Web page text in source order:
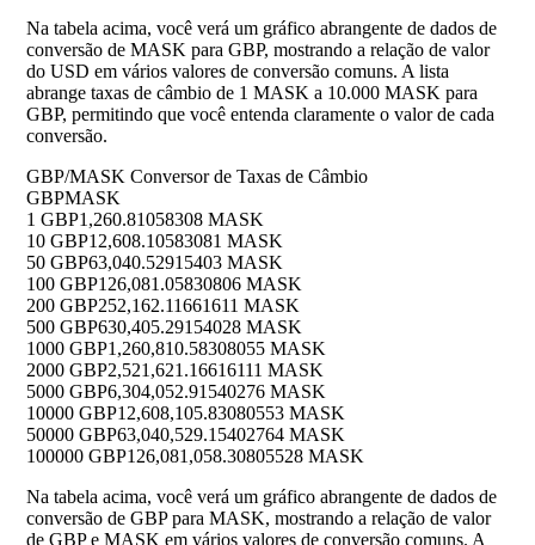
Na tabela acima, você verá um gráfico abrangente de dados de
conversão de MASK para GBP, mostrando a relação de valor
do USD em vários valores de conversão comuns. A lista
abrange taxas de câmbio de 1 MASK a 10.000 MASK para
GBP, permitindo que você entenda claramente o valor de cada
conversão.
GBP/MASK Conversor de Taxas de Câmbio
GBPMASK
1 GBP1,260.81058308 MASK
10 GBP12,608.10583081 MASK
50 GBP63,040.52915403 MASK
100 GBP126,081.05830806 MASK
200 GBP252,162.11661611 MASK
500 GBP630,405.29154028 MASK
1000 GBP1,260,810.58308055 MASK
2000 GBP2,521,621.16616111 MASK
5000 GBP6,304,052.91540276 MASK
10000 GBP12,608,105.83080553 MASK
50000 GBP63,040,529.15402764 MASK
100000 GBP126,081,058.30805528 MASK
Na tabela acima, você verá um gráfico abrangente de dados de
conversão de GBP para MASK, mostrando a relação de valor
de GBP e MASK em vários valores de conversão comuns. A